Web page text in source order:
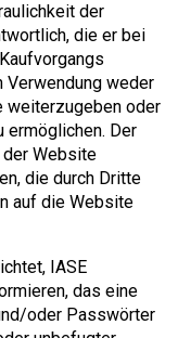
der
die er bei
Verwendung weder
weiterzugeben oder
ermöglichen. Der
Website
die durch Dritte
auf die Website
IASE
das eine
oder Passwörter